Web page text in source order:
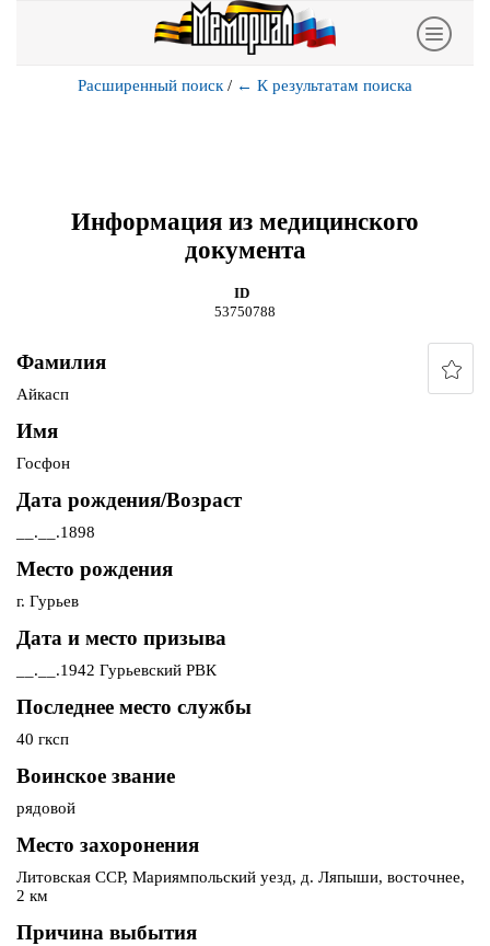
Расширенный поиск / ← К результатам поиска
Информация из медицинского
документа
ID
53750788
Фамилия
Айкасп
Имя
Госфон
Дата рождения/Возраст
__.__.1898
Место рождения
г. Гурьев
Дата и место призыва
__.__.1942 Гурьевский РВК
Последнее место службы
40 гксп
Воинское звание
рядовой
Место захоронения
Литовская ССР, Мариямпольский уезд, д. Ляпыши, восточнее,
2 км
Причина выбытия